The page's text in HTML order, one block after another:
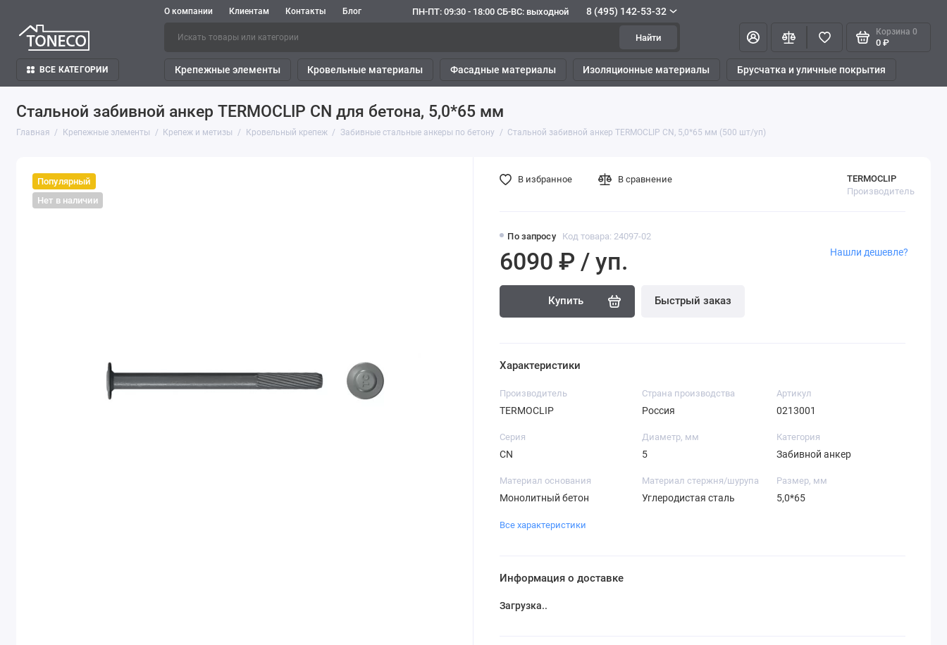
О компании Клиентам Контакты Блог ПН-ПТ: 09:30 - 18:00 СБ-ВС: выходной 8 (495) 142-53-32
Найти
Корзина 0
0 ₽
ВСЕ КАТЕГОРИИ Крепежные элементы Кровельные материалы Фасадные материалы Изоляционные материалы Брусчатка и уличные покрытия
Стальной забивной анкер TERMOCLIP CN для бетона, 5,0*65 мм
Главная Крепежные элементы Крепеж и метизы Кровельный крепеж Забивные стальные анкеры по бетону Стальной забивной анкер TERMOCLIP CN, 5,0*65 мм (500 шт/уп)
Популярный
Нет в наличии
По запросу Код товара: 24097-02
TERMOCLIP
Производитель
6090 ₽ / уп.
Купить Быстрый заказ
Нашли дешевле?
В избранное В сравнение
Характеристики
Производитель
TERMOCLIP
Страна производства
Россия
Артикул
0213001
Серия
CN
Диаметр, мм
5
Категория
Забивной анкер
Материал основания
Монолитный бетон
Материал стержня/шурупа
Углеродистая сталь
Размер, мм
5,0*65
Все характеристики
Информация о доставке
Загрузка...